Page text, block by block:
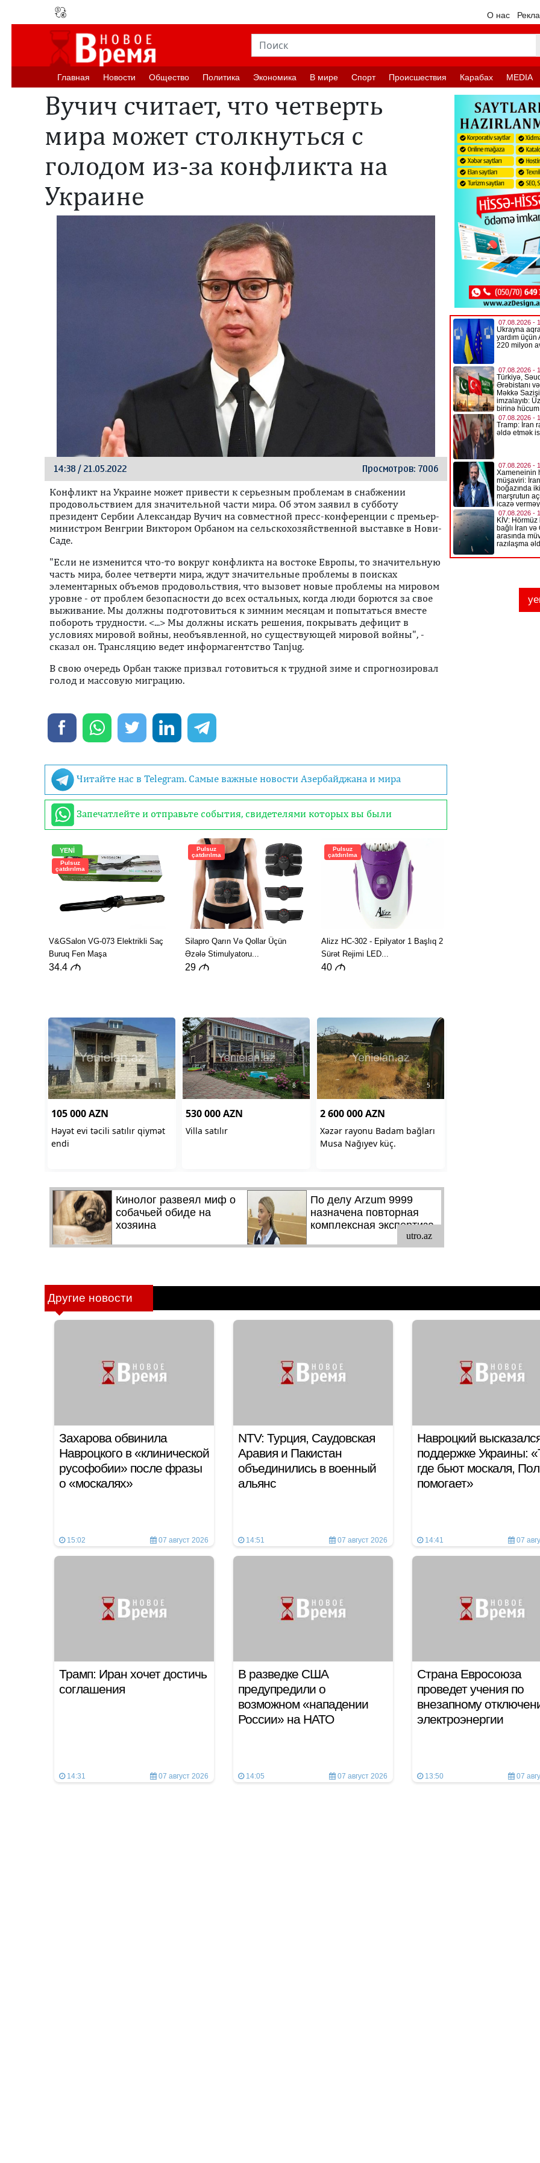
О нас
Главная Новости Oбщество Политика Экономика В мире Спорт Происшествия Карабах MEDIA
Вучич считает, что четверть
мира может столкнуться с
голодом из-за конфликта на
Украине
14:38 / 21.05.2022 Просмотров: 7006
Конфликт на Украине может привести к серьезным проблемам в снабжении
продовольствием для значительной части мира. Об этом заявил в субботу
президент Сербии Александар Вучич на совместной пресс-конференции с премьер-
министром Венгрии Виктором Орбаном на сельскохозяйственной выставке в Нови-
Саде.
"Если не изменится что-то вокруг конфликта на востоке Европы, то значительную
часть мира, более четверти мира, ждут значительные проблемы в поисках
элементарных объемов продовольствия, что вызовет новые проблемы на мировом
уровне - от проблем безопасности до всех остальных, когда люди борются за свое
выживание. Мы должны подготовиться к зимним месяцам и попытаться вместе
побороть трудности. <...> Мы должны искать решения, покрывать дефицит в
условиях мировой войны, необъявленной, но существующей мировой войны", -
сказал он. Трансляцию ведет информагентство Tanjug.
В свою очередь Орбан также призвал готовиться к трудной зиме и спрогнозировал
голод и массовую миграцию.
Читайте нас в Telegram. Самые важные новости Азербайджана и мира
Запечатлейте и отправьте события, свидетелями которых вы были
Другие новости
Захарова обвинила
Навроцкого в «клинической
русофобии» после фразы
о «москалях»
15:02 07 август 2026
NTV: Турция, Саудовская
Аравия и Пакистан
объединились в военный
альянс
14:51 07 август 2026
Навроцкий
поддержке Украины:
где бьют москаля,
помогает»
14:41 07
Трамп: Иран хочет достичь
соглашения
14:31 07 август 2026
В разведке США
предупредили о
возможном «нападении
России» на НАТО
14:05 07 август 2026
Страна Евросоюза
проведет учения по
внезапному
электроэнергии
13:50 07